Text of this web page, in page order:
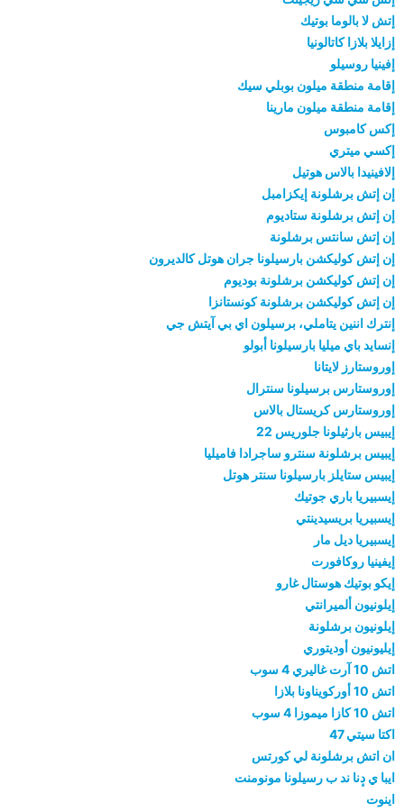
إتش لا بالوما بوتيك
إزايلا بلازا كاتالونيا
إفينيا روسيلو
إقامة منطقة ميلون بوبلي سيك
إقامة منطقة ميلون مارينا
إكس كامبوس
إكسي ميتري
إلافينيدا بالاس هوتيل
إن إتش برشلونة إيكزامبل
إن إتش برشلونة ستاديوم
إن إتش سانتس برشلونة
إن إتش كوليكشن بارسيلونا جران هوتل كالديرون
إن إتش كوليكشن برشلونة بوديوم
إن إتش كوليكشن برشلونة كونستانزا
إنترك اننين يتاملي، برسيلون اي بي آيتش جي
إنسايد باي ميليا بارسيلونا أبولو
إوروستارز لايتانا
إوروستارس برسيلونا سنترال
إوروستارس كريستال بالاس
إيبيس بارثيلونا جلوريس 22
إيبيس برشلونة سنترو ساجرادا فاميليا
إيبيس ستايلز بارسيلونا سنتر هوتل
إيسبيريا باري جوتيك
إيسبيريا بريسيدينتي
إيسبيريا ديل مار
إيفينيا روكافورت
إيكو بوتيك هوستال غارو
إيلونيون ألميرانتي
إيلونيون برشلونة
إيليونيون أوديتوري
اتش 10 آرت غاليري 4 سوب
اتش 10 أوركويناونا بلازا
اتش 10 كازا ميموزا 4 سوب
اكتا سيتي 47
ان اتش برشلونة لي كورتس
ايبا ي دٕنا ند ب رسيلونا مونومنت
اينوت